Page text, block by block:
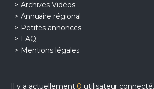
Archives Vidéos
Annuaire régional
Petites annonces
FAQ
Mentions légales
Il y a actuellement 0 utilisateur connecté.